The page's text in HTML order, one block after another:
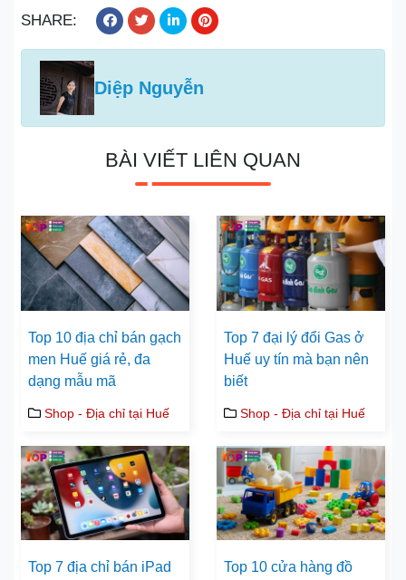
SHARE:
Diệp Nguyễn
BÀI VIẾT LIÊN QUAN
Top 10 địa chỉ bán gạch
men Huế giá rẻ, đa
dạng mẫu mã
Shop - Địa chỉ tại Huế
Top 7 đại lý đổi Gas ở
Huế uy tín mà bạn nên
biết
Shop - Địa chỉ tại Huế
Top 7 địa chỉ bán iPad
Top 10 cửa hàng đồ